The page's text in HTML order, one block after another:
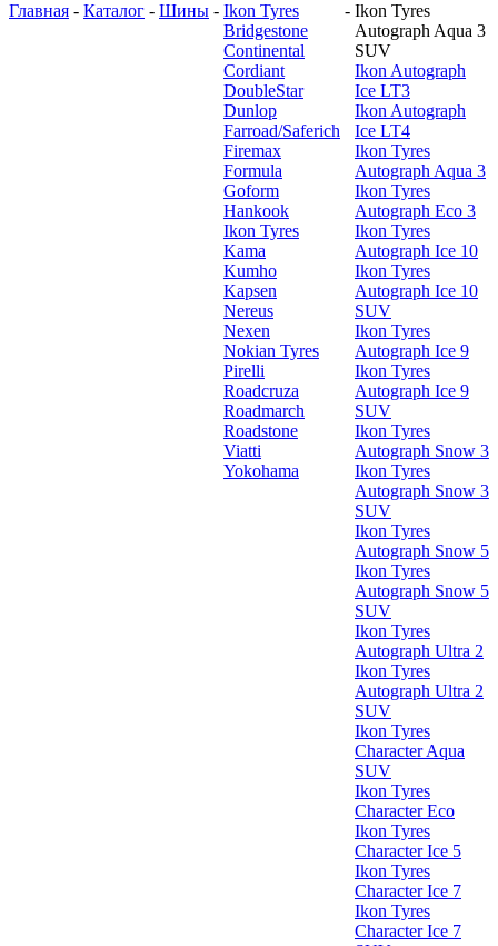
Главная - Каталог - Шины - Ikon Tyres
Bridgestone
Continental
Cordiant
DoubleStar
Dunlop
Farroad/Saferich
Firemax
Formula
Goform
Hankook
Ikon Tyres
Kama
Kumho
Kapsen
Nereus
Nexen
Nokian Tyres
Pirelli
Roadcruza
Roadmarch
Roadstone
Viatti
Yokohama
- Ikon Tyres
Autograph Aqua 3
SUV
Ikon Autograph
Ice LT3
Ikon Autograph
Ice LT4
Ikon Tyres
Autograph Aqua 3
Ikon Tyres
Autograph Eco 3
Ikon Tyres
Autograph Ice 10
Ikon Tyres
Autograph Ice 10
SUV
Ikon Tyres
Autograph Ice 9
Ikon Tyres
Autograph Ice 9
SUV
Ikon Tyres
Autograph Snow 3
Ikon Tyres
Autograph Snow 3
SUV
Ikon Tyres
Autograph Snow 5
Ikon Tyres
Autograph Snow 5
SUV
Ikon Tyres
Autograph Ultra 2
Ikon Tyres
Autograph Ultra 2
SUV
Ikon Tyres
Character Aqua
SUV
Ikon Tyres
Character Eco
Ikon Tyres
Character Ice 5
Ikon Tyres
Character Ice 7
Ikon Tyres
Character Ice 7